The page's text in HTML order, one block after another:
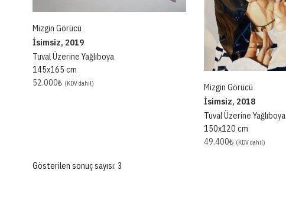
Mizgin Görücü
İsimsiz, 2019
Tuval Üzerine Yağlıboya
145x165 cm
52.000₺ (KDV dahil) Mizgin Görücü
İsimsiz, 2018
Tuval Üzerine Yağlıboya
150x120 cm
49.400₺ (KDV dahil)
Gösterilen sonuç sayısı: 3